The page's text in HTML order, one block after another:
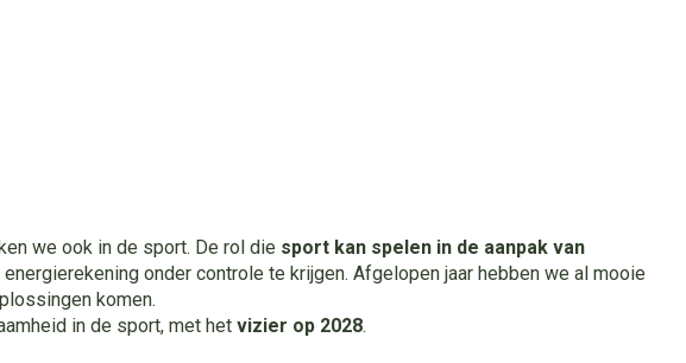
we ook in de sport. De rol die sport kan spelen in de aanpak van
onder controle te krijgen. Afgelopen jaar hebben we al mooie
komen.
in de sport, met het vizier op 2028.